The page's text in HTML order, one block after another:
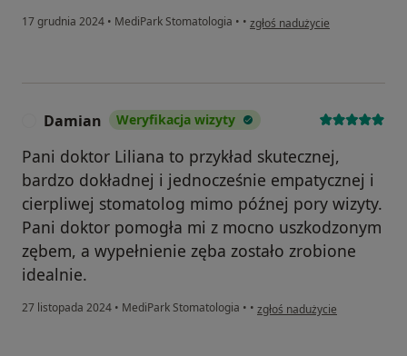
17 grudnia 2024 • MediPark Stomatologia • • w opinii użytkownika SP
zgłoś nadużycie
Damian Weryfikacja wizyty
Pani doktor Liliana to przykład skutecznej,
bardzo dokładnej i jednocześnie empatycznej i
cierpliwej stomatolog mimo późnej pory wizyty.
Pani doktor pomogła mi z mocno uszkodzonym
zębem, a wypełnienie zęba zostało zrobione
idealnie.
27 listopada 2024 • MediPark Stomatologia • • w opinii użytkownika Damian
zgłoś nadużycie